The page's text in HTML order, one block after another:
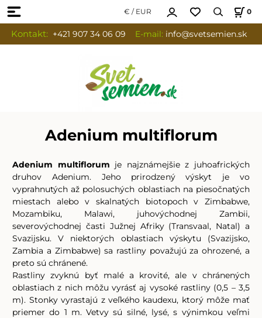
€ / EUR 0
Kontakt:+421 907 34 06 09 E-mail: info@svetsemien.sk
Adenium multiflorum
Adenium multiflorum je najznámejšie z juhoafrických
druhov Adenium. Jeho prirodzený výskyt je vo
vyprahnutých až polosuchých oblastiach na piesočnatých
miestach alebo v skalnatých biotopoch v Zimbabwe,
Mozambiku, Malawi, juhovýchodnej Zambii,
severovýchodnej časti Južnej Afriky (Transvaal, Natal) a
Svazijsku. V niektorých oblastiach výskytu (Svazijsko,
Zambia a Zimbabwe) sa rastliny považujú za ohrozené, a
preto sú chránené.
Rastliny zvyknú byť malé a krovité, ale v chránených
oblastiach z nich môžu vyrásť aj vysoké rastliny (0,5 – 3,5
m). Stonky vyrastajú z veľkého kaudexu, ktorý môže mať
priemer do 1 m. Vetvy sú silné, lysé, s výnimkou veľmi